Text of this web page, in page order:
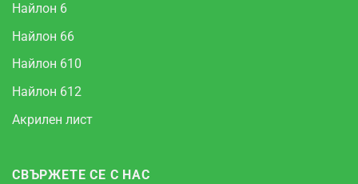
Найлон 6
Найлон 66
Найлон 610
Найлон 612
Акрилен лист
СВЪРЖЕТЕ СЕ С НАС